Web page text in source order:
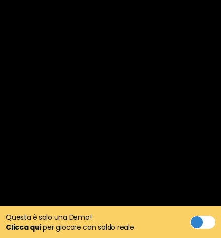
Questa è solo una Demo!
Clicca quiper giocare con saldo reale.